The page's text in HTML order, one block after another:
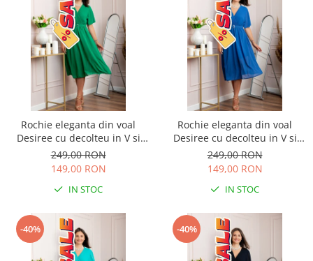
Rochie eleganta din voal
Desiree cu decolteu in V si
curea - Verde smarald
249,00 RON
149,00 RON
IN STOC
Rochie eleganta din voal
Desiree cu decolteu in V si
curea - Albastru regal
249,00 RON
149,00 RON
IN STOC
-40% -40%